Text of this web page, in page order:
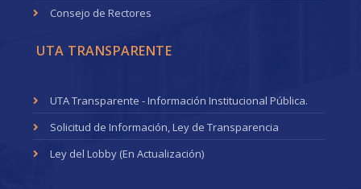
Consejo de Rectores
UTA TRANSPARENTE
UTA Transparente - Información Institucional Pública.
Solicitud de Información, Ley de Transparencia
Ley del Lobby (En Actualización)